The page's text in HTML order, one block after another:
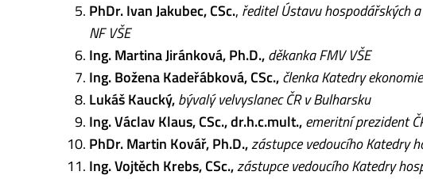
PhDr. Ivan Jakubec, CSc., ředitel Ústavu hospodářských
NF VŠE
Ing. Martina Jiránková, Ph.D.,děkanka FMV VŠE
Ing. Božena Kadeřábková, CSc.,členka Katedry
Lukáš Kaucký,bývalý velvyslanec ČR v Bulharsku
Ing. Václav Klaus, CSc., dr.h.c.mult.,emeritní prezident
PhDr. Martin Kovář, Ph.D.,zástupce vedoucího Katedry
Ing. Vojtěch Krebs, CSc.,zástupce vedoucího Katedry